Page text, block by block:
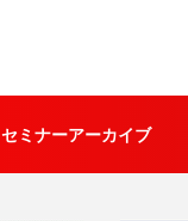
セミナーアーカイブ